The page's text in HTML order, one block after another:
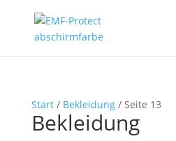
Start/ Bekleidung/ Seite 13
Bekleidung